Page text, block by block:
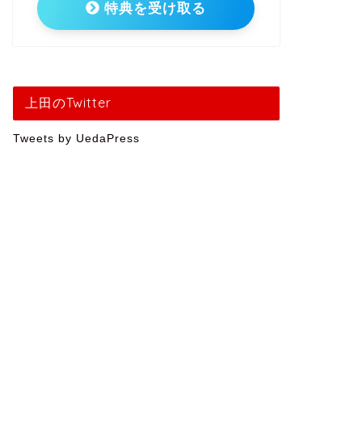
特典を受け取る
上田のTwitter
Tweets by UedaPress